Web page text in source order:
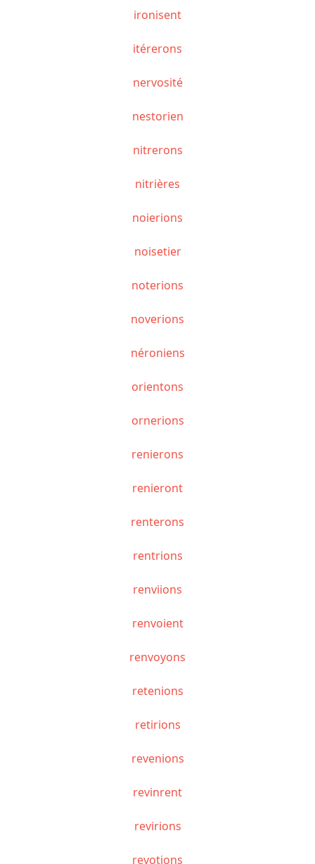
ironisent
itérerons
nervosité
nestorien
nitrerons
nitrières
noierions
noisetier
noterions
noverions
néroniens
orientons
ornerions
renierons
renieront
renterons
rentrions
renviions
renvoient
renvoyons
retenions
retirions
revenions
revinrent
revirions
revotions